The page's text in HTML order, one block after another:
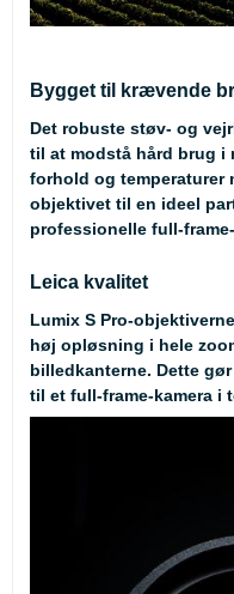
Bygget til krævende
Det robuste støv- og
til at modstå hård brug i
forhold og temperaturer
objektivet til en ideel
professionelle full-
Leica kvalitet
Lumix S Pro-
høj opløsning i hele
billedkanterne. Dette
til et full-frame-kamera i